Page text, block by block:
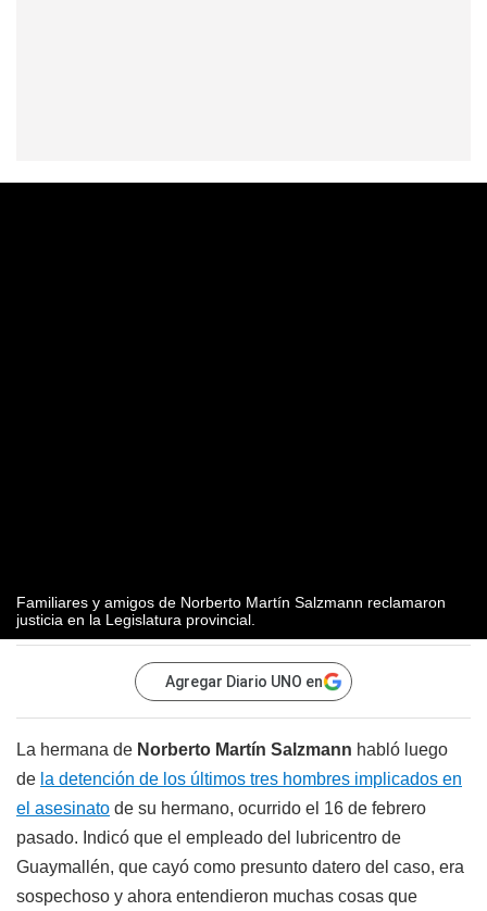
Familiares y amigos de Norberto Martín Salzmann reclamaron
justicia en la Legislatura provincial.
Agregar Diario UNO en
La hermana de Norberto Martín Salzmann habló luego
de la detención de los últimos tres hombres implicados en
el asesinato de su hermano, ocurrido el 16 de febrero
pasado. Indicó que el empleado del lubricentro de
Guaymallén, que cayó como presunto datero del caso, era
sospechoso y ahora entendieron muchas cosas que